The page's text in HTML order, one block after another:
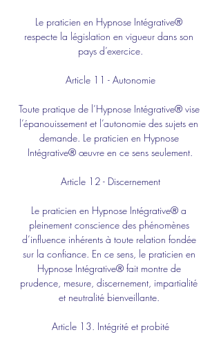
Le praticien en Hypnose Intégrative®
respecte la législation en vigueur dans son
pays d’exercice.
Article 11 - Autonomie
Toute pratique de l’Hypnose Intégrative® vise
l’épanouissement et l’autonomie des sujets en
demande. Le praticien en Hypnose
Intégrative® œuvre en ce sens seulement.
Article 12 - Discernement
Le praticien en Hypnose Intégrative® a
pleinement conscience des phénomènes
d’influence inhérents à toute relation fondée
sur la confiance. En ce sens, le praticien en
Hypnose Intégrative® fait montre de
prudence, mesure, discernement, impartialité
et neutralité bienveillante.
Article 13. Intégrité et probité